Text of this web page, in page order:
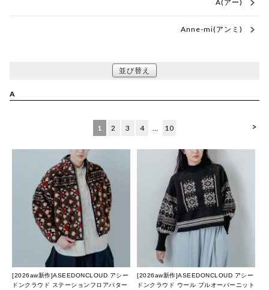
A(アー)
Anne-mi(アンミ)
並び替え
A
>
1 2 3 4 … 10
[2026aw新作]ASEEDONCLOUD アシー
ドンクラウド ステーションフロアパター
[2026aw新作]ASEEDONCLOUD アシー
ドンクラウド ウール プルオーバーニット